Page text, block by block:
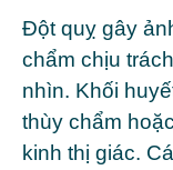
Đột quỵ gây
chẩm chịu
nhìn. Khối
thùy chẩm
kinh thị giác.